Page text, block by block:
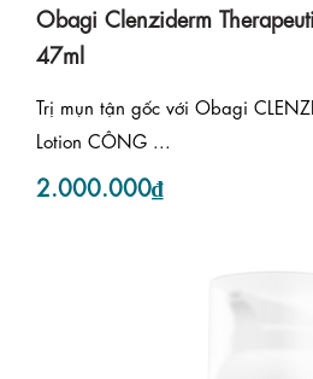
Obagi Clenziderm
47ml
Trị mụn tận gốc với Obagi
Lotion CÔNG ...
2.000.000₫